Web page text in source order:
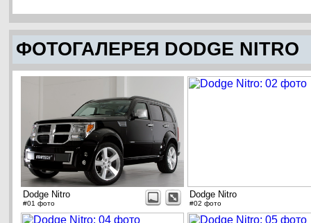
ФОТОГАЛЕРЕЯ DODGE NITRO
Dodge Nitro
#01 фото
Dodge Nitro
#02 фото